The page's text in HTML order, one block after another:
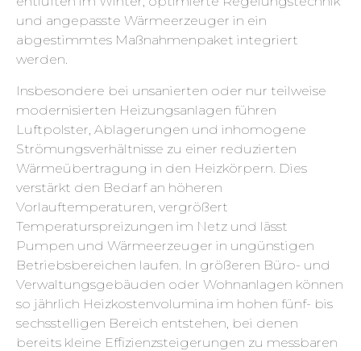
und angepasste Wärmeerzeuger in ein
abgestimmtes Maßnahmenpaket integriert
werden.
Insbesondere bei unsanierten oder nur teilweise
modernisierten Heizungsanlagen führen
Luftpolster, Ablagerungen und inhomogene
Strömungsverhältnisse zu einer reduzierten
Wärmeübertragung in den Heizkörpern. Dies
verstärkt den Bedarf an höheren
Vorlauftemperaturen, vergrößert
Temperaturspreizungen im Netz und lässt
Pumpen und Wärmeerzeuger in ungünstigen
Betriebsbereichen laufen. In größeren Büro- und
Verwaltungsgebäuden oder Wohnanlagen können
so jährlich Heizkostenvolumina im hohen fünf- bis
sechsstelligen Bereich entstehen, bei denen
bereits kleine Effizienzsteigerungen zu messbaren